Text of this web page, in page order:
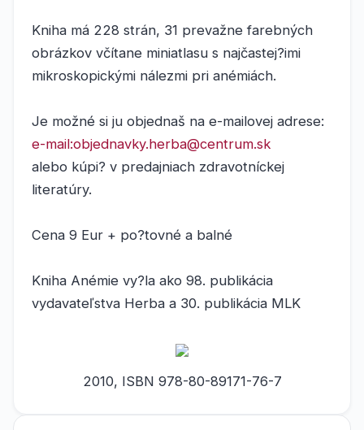
Kniha má 228 strán, 31 prevažne farebných
obrázkov včítane miniatlasu s najčastej?imi
mikroskopickými nálezmi pri anémiách.
Je možné si ju objednaš na e-mailovej adrese:
e-mail:objednavky.herba@centrum.sk
alebo kúpi? v predajniach zdravotníckej
literatúry.
Cena 9 Eur + po?tovné a balné
Kniha Anémie vy?la ako 98. publikácia
vydavateľstva Herba a 30. publikácia MLK
2010, ISBN 978-80-89171-76-7